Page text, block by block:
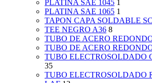
PLATINA SAE 1045 1
PLATINA SAE 1065 1
TAPON CAPA SOLDABLE
TEE NEGRO A36 8
TUBO DE ACERO
TUBO DE ACERO
TUBO ELECTROSOLDADO
35
TUBO ELECTROSOLDADO